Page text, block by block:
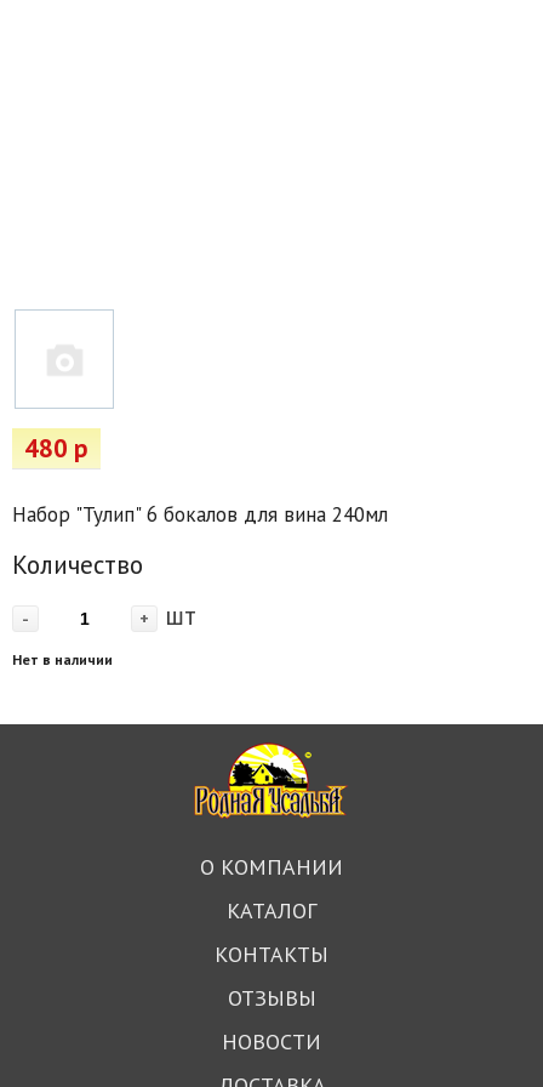
480 р
Набор "Тулип" 6 бокалов для вина 240мл
Количество
- + шт
Нет в наличии
О КОМПАНИИ
КАТАЛОГ
КОНТАКТЫ
ОТЗЫВЫ
НОВОСТИ